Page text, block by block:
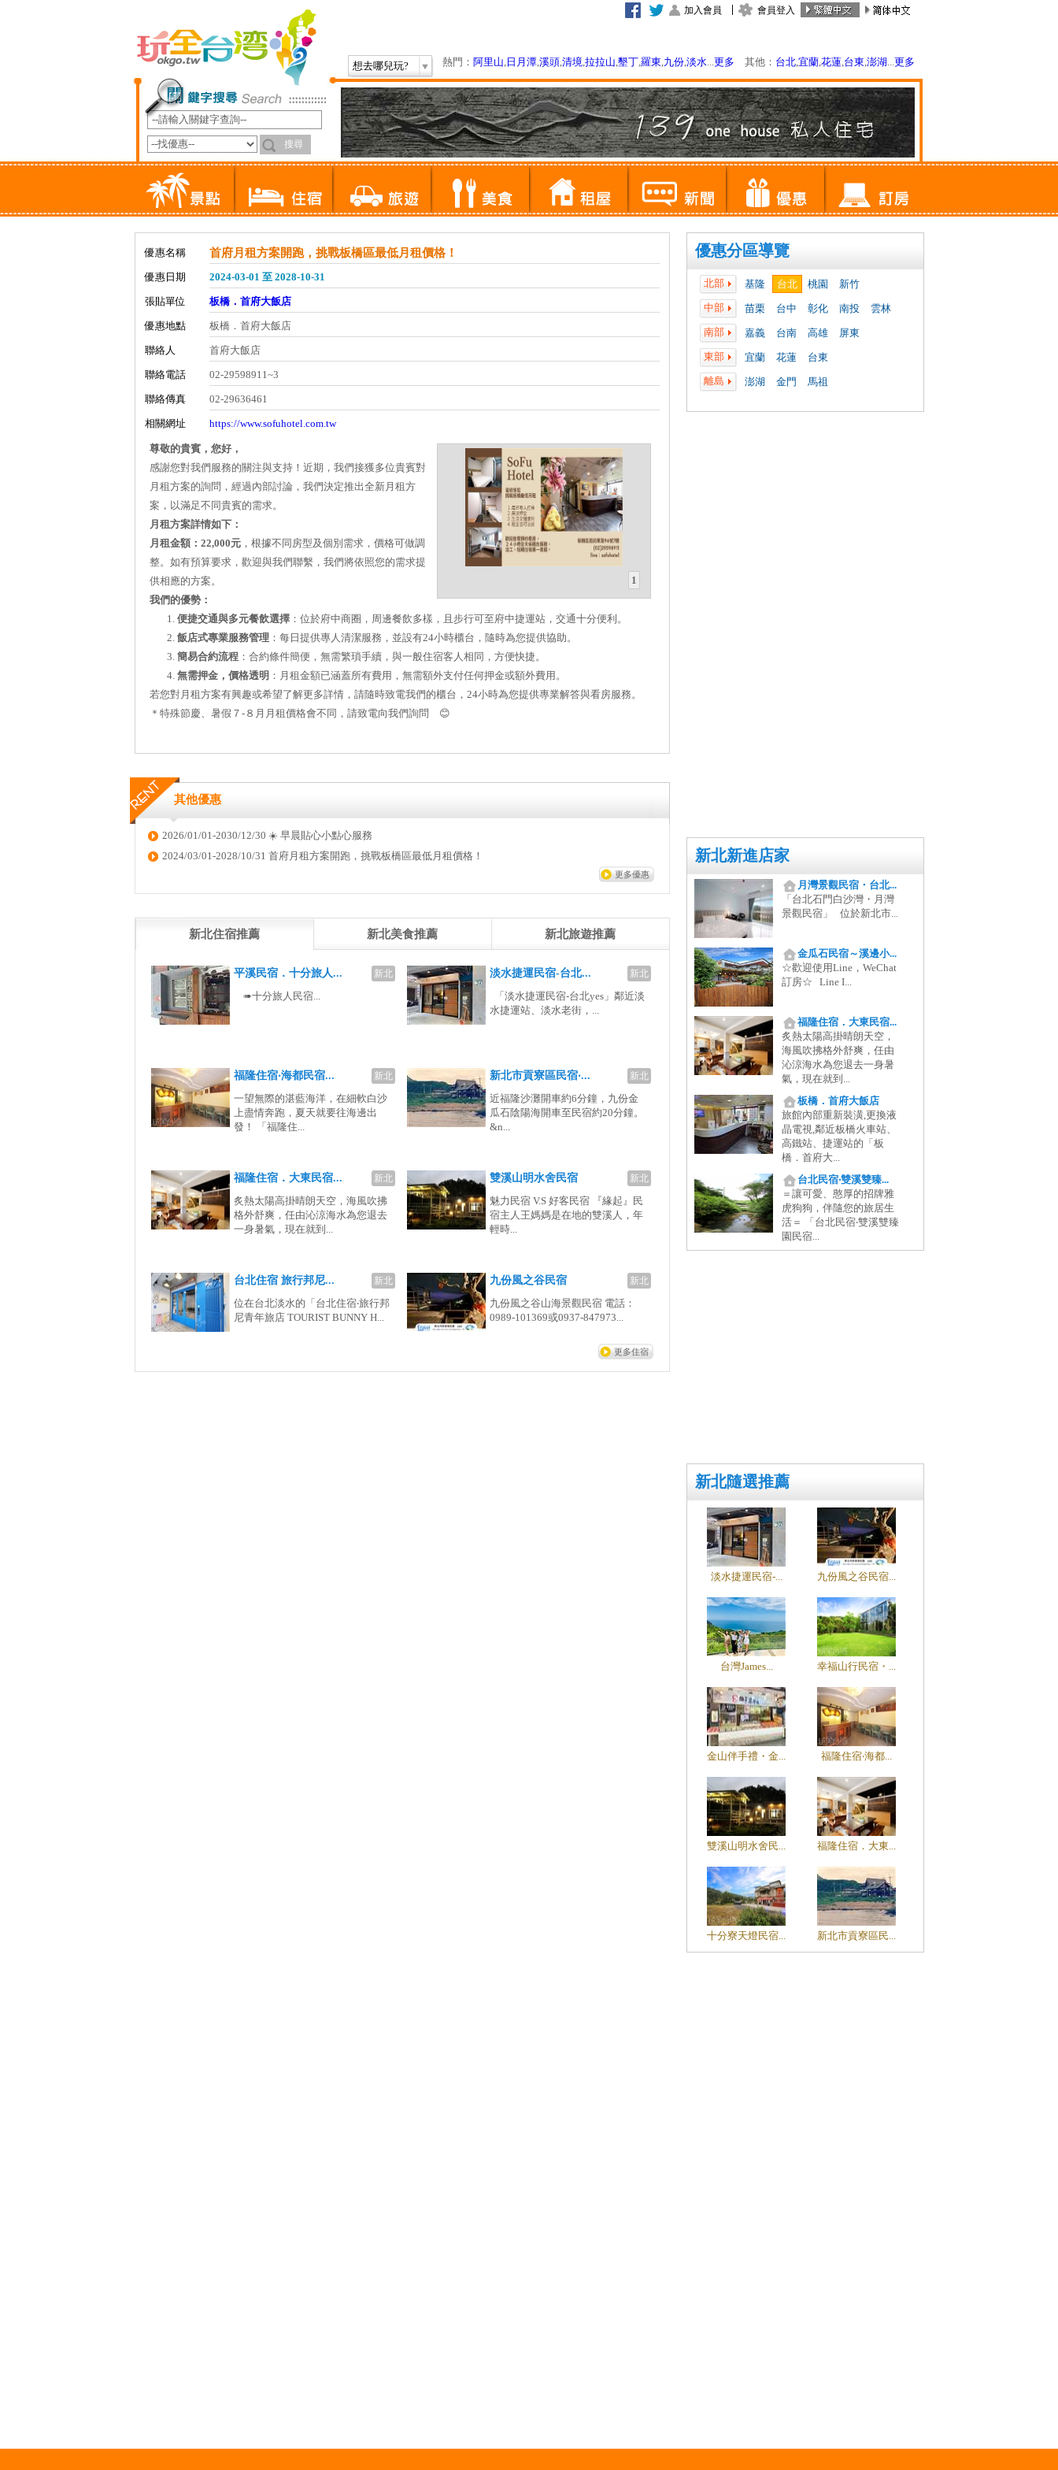
加入會員 會員登入
想去哪兒玩? 熱門： 阿里山, 日月潭,溪頭,清境,拉拉山,墾丁,羅東,九份,淡水...更多 其他： 台北,宜蘭,花蓮,台東,澎湖...更多
優惠分區導覽
北部 基隆 台北 桃園
新竹
中部
苗栗 台中 彰化 南投
雲林
南部
嘉義 台南 高雄
屏東
東部
宜蘭 花蓮
台東
離島
澎湖 金門 馬祖
新北新進店家
月灣景觀民宿・台北...
「台北石門白沙灣・月灣
景觀民宿」 位於新北市...
金瓜石民宿～溪邊小...
☆歡迎使用Line，WeChat
訂房☆ Line I...
福隆住宿．大東民宿...
炙熱太陽高掛晴朗天空，
海風吹拂格外舒爽，任由
沁涼海水為您退去一身暑
氣，現在就到...
板橋．首府大飯店
旅館內部重新裝潢,更換液
晶電視,鄰近板橋火車站、
高鐵站、捷運站的「板
橋．首府大...
台北民宿‧雙溪雙臻...
＝讓可愛、憨厚的招牌雅
虎狗狗，伴隨您的旅居生
活＝ 「台北民宿‧雙溪雙臻
園民宿...
新北隨選推薦
淡水捷運民宿-... 九份風之谷民宿...
台灣James... 幸福山行民宿・...
金山伴手禮・金... 福隆住宿‧海都...
雙溪山明水舍民... 福隆住宿．大東...
十分寮天燈民宿... 新北市貢寮區民...
優惠名稱 首府月租方案開跑，挑戰板橋區最低月租價格！
優惠日期 2024-03-01 至 2028-10-31
張貼單位 板橋．首府大飯店
優惠地點 板橋．首府大飯店
聯絡人 首府大飯店
聯絡電話 02-29598911~3
聯絡傳真 02-29636461
相關網址 https://www.sofuhotel.com.tw
1
尊敬的貴賓，您好，
感謝您對我們服務的關注與支持！近期，我們接獲多位貴賓對
月租方案的詢問，經過內部討論，我們決定推出全新月租方
案，以滿足不同貴賓的需求。
月租方案詳情如下：
月租金額：22,000元 ，根據不同房型及個別需求，價格可做調
整。如有預算要求，歡迎與我們聯繫，我們將依照您的需求提
供相應的方案。
我們的優勢：
便捷交通與多元餐飲選擇 ：位於府中商圈，周邊餐飲多樣，且步行可至府中捷運站，交通十分便利。
飯店式專業服務管理 ：每日提供專人清潔服務，並設有24小時櫃台，隨時為您提供協助。
簡易合約流程 ：合約條件簡便，無需繁瑣手續，與一般住宿客人相同，方便快捷。
無需押金，價格透明 ：月租金額已涵蓋所有費用，無需額外支付任何押金或額外費用。
若您對月租方案有興趣或希望了解更多詳情，請隨時致電我們的櫃台，24小時為您提供專業解答與看房服務。
＊特殊節慶、暑假７-８月月租價格會不同，請致電向我們詢問 😊
其他優惠
2026/01/01-2030/12/30 ☀️ 早晨貼心小點心服務
2024/03/01-2028/10/31 首府月租方案開跑，挑戰板橋區最低月租價格！
更多優惠
新北住宿推薦 新北美食推薦 新北旅遊推薦
新北
平溪民宿．十分旅人...
➠十分旅人民宿...
新北
淡水捷運民宿-台北...
「淡水捷運民宿-台北yes」鄰近淡
水捷運站、淡水老街，...
新北
福隆住宿‧海都民宿...
一望無際的湛藍海洋，在細軟白沙
上盡情奔跑，夏天就要往海邊出
發！ 「福隆住...
新北
新北市貢寮區民宿‧...
近福隆沙灘開車約6分鐘，九份金
瓜石陰陽海開車至民宿約20分鐘。
&n...
新北
福隆住宿．大東民宿...
炙熱太陽高掛晴朗天空，海風吹拂
格外舒爽，任由沁涼海水為您退去
一身暑氣，現在就到...
新北
雙溪山明水舍民宿
魅力民宿 V.S 好客民宿 『緣起』民
宿主人王媽媽是在地的雙溪人，年
輕時...
新北
台北住宿 旅行邦尼...
位在台北淡水的「台北住宿‧旅行邦
尼青年旅店 TOURIST BUNNY H...
新北
九份風之谷民宿
九份風之谷山海景觀民宿 電話：
0989-101369或0937-847973...
更多住宿